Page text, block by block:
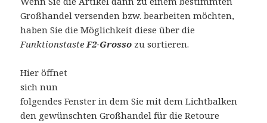
Großhandel versenden bzw. bearbeiten möchten,
haben Sie die Möglichkeit diese über die
Funktionstaste F2-Grosso zu sortieren.
Hier öffnet
sich nun
folgendes Fenster in dem Sie mit dem Lichtbalken
den gewünschten Großhandel für die Retoure